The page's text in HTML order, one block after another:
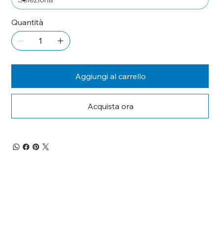
Quantità
Aggiungi al carrello
Acquista ora